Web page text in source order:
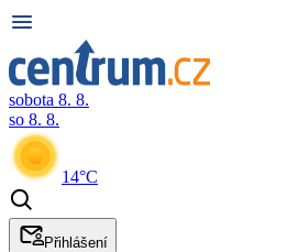
sobota 8. 8.
so 8. 8.
14°C
Přihlášení